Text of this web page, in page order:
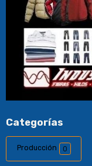
Categorías
Producción 0